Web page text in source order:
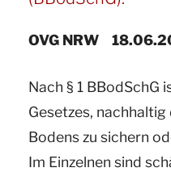
OVG NRW
Nach § 1 BBodSchG
Gesetzes,
Bodens zu sichern
Im Einzelnen sind